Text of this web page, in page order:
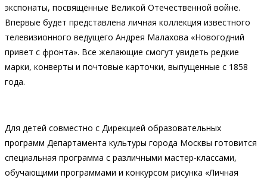
экспонаты, посвящённые Великой Отечественной войне.
Впервые будет представлена личная коллекция известного
телевизионного ведущего Андрея Малахова «Новогодний
привет с фронта». Все желающие смогут увидеть редкие
марки, конверты и почтовые карточки, выпущенные с 1858
года.
Для детей совместно с Дирекцией образовательных
программ Департамента культуры города Москвы готовится
специальная программа с различными мастер-классами,
обучающими программами и конкурсом рисунка «Личная